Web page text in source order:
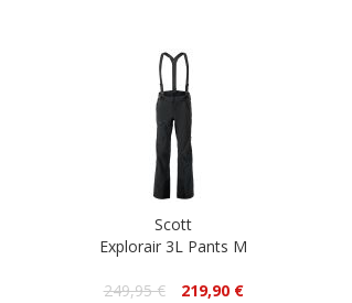
Scott
Explorair 3L Pants M
249,95 €
219,90 €